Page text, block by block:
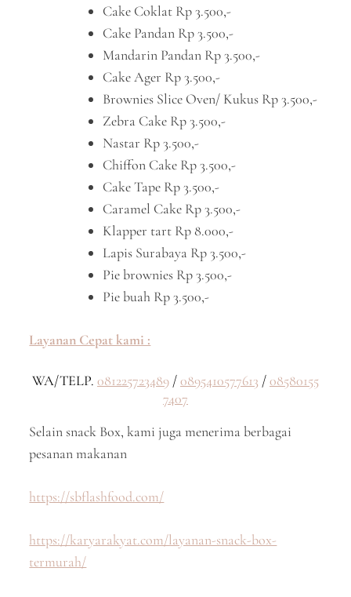
Cake Coklat Rp 3.500,-
Cake Pandan Rp 3.500,-
Mandarin Pandan Rp 3.500,-
Cake Ager Rp 3.500,-
Brownies Slice Oven/ Kukus Rp 3.500,-
Zebra Cake Rp 3.500,-
Nastar Rp 3.500,-
Chiffon Cake Rp 3.500,-
Cake Tape Rp 3.500,-
Caramel Cake Rp 3.500,-
Klapper tart Rp 8.000,-
Lapis Surabaya Rp 3.500,-
Pie brownies Rp 3.500,-
Pie buah Rp 3.500,-
Layanan Cepat kami :
WA/TELP. 081225723489 /0895410577613 /08580155
7407
Selain snack Box, kami juga menerima berbagai
pesanan makanan
https://sbflashfood.com/
https://karyarakyat.com/layanan-snack-box-
termurah/